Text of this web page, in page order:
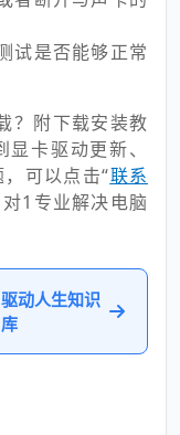
试是否能够正常
？附下载安装教
卡驱动更新、
可以点击“联系
1专业解决电脑
驱动人生知识
库